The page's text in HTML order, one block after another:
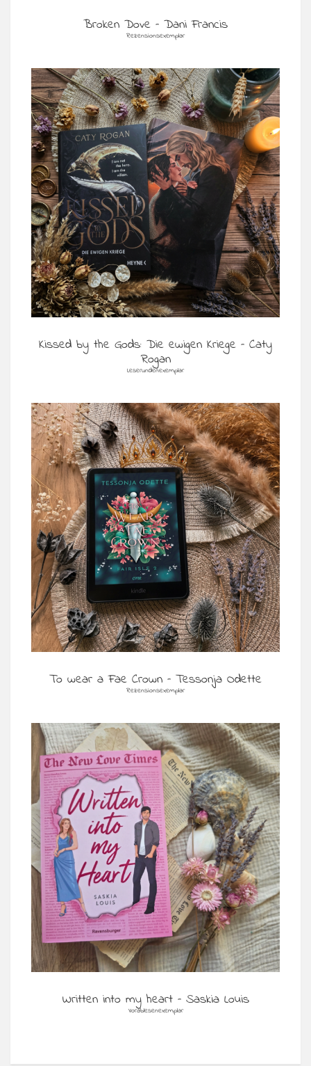
Broken Dove – Dani Francis
Rezensionsexemplar
Kissed by the Gods: Die ewigen Kriege – Caty
Rogan
Leserundenexemplar
To wear a Fae Crown – Tessonja Odette
Rezensionsexemplar
Written into my heart – Saskia Louis
Vorablesenexemplar